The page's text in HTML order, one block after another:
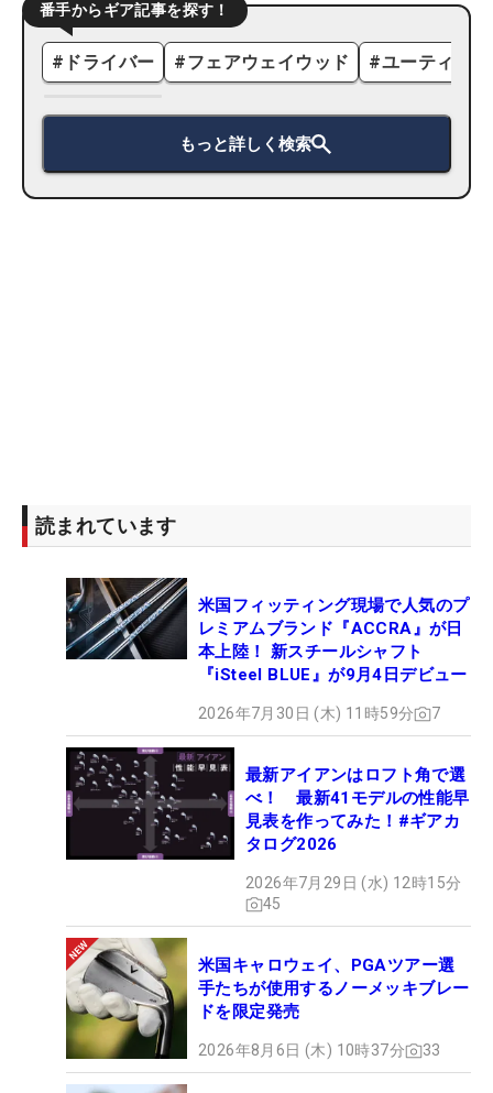
番手からギア記事を探す！
# ドライバー #フェアウェイウッド #ユーティリ
もっと詳しく検索
読まれています
米国フィッティング現場で人気のプ
レミアムブランド『ACCRA』が日
本上陸！ 新スチールシャフト
『iSteel BLUE』が9月4日デビュー
2026年7月30日 (木) 11時59分 7
最新アイアンはロフト角で選
べ！ 最新41モデルの性能早
見表を作ってみた！#ギアカ
タログ2026
2026年7月29日 (水) 12時15分
45
米国キャロウェイ、PGAツアー選
手たちが使用するノーメッキブレー
ドを限定発売
2026年8月6日 (木) 10時37分 33